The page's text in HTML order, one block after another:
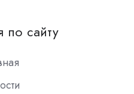
Slack
по сайту